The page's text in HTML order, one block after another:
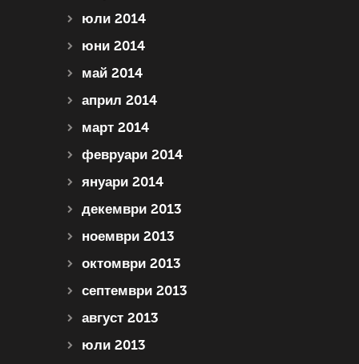
юли 2014
юни 2014
май 2014
април 2014
март 2014
февруари 2014
януари 2014
декември 2013
ноември 2013
октомври 2013
септември 2013
август 2013
юли 2013